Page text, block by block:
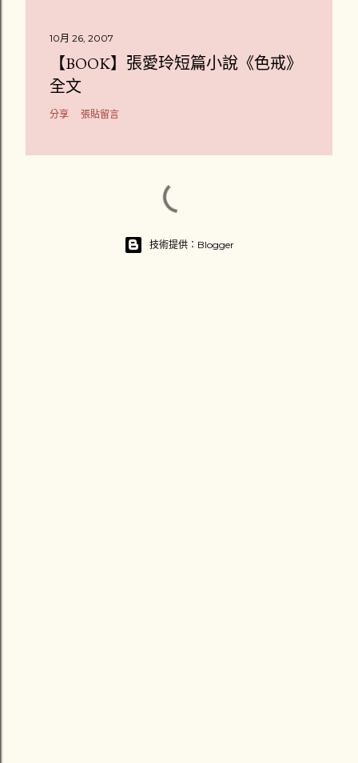
10月 26, 2007
【BOOK】張愛玲短篇小說《色戒》
全文
分享 張貼留言
技術提供：Blogger